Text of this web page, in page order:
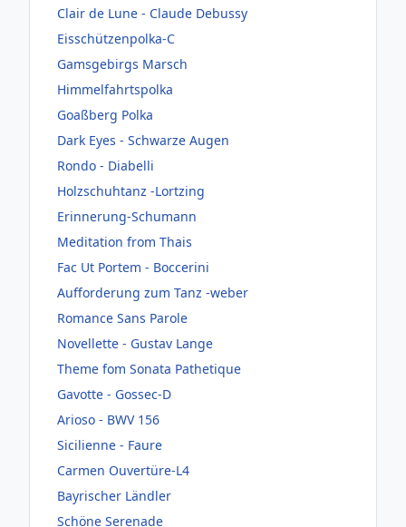
Clair de Lune - Claude Debussy
Eisschützenpolka-C
Gamsgebirgs Marsch
Himmelfahrtspolka
Goaßberg Polka
Dark Eyes - Schwarze Augen
Rondo - Diabelli
Holzschuhtanz -Lortzing
Erinnerung-Schumann
Meditation from Thais
Fac Ut Portem - Boccerini
Aufforderung zum Tanz -weber
Romance Sans Parole
Novellette - Gustav Lange
Theme fom Sonata Pathetique
Gavotte - Gossec-D
Arioso - BWV 156
Sicilienne - Faure
Carmen Ouvertüre-L4
Bayrischer Ländler
Schöne Serenade